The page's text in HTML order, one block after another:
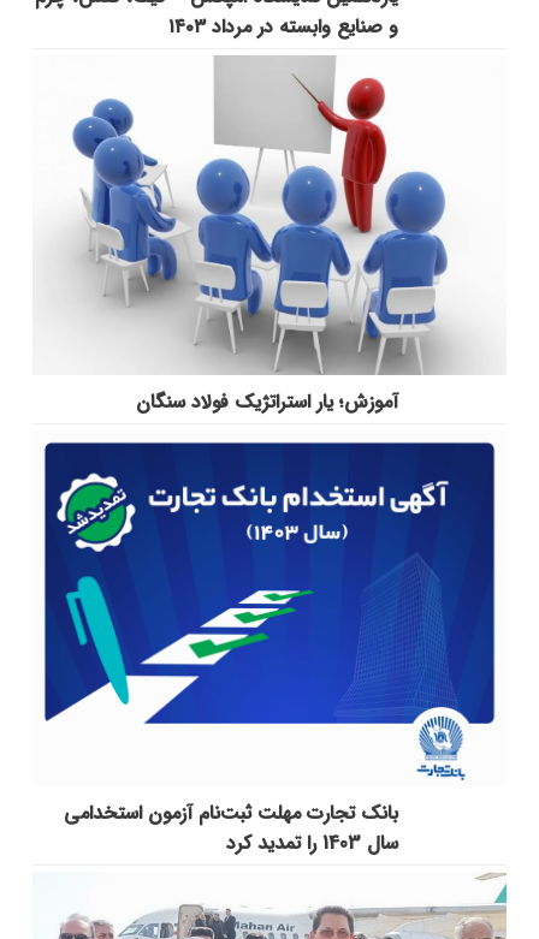
و صنایع وابسته در مرداد ۱۴۰۳
آموزش؛ یار استراتژیک فولاد سنگان
بانک تجارت مهلت ثبت‌نام آزمون استخدامی
سال 1403 را تمدید کرد